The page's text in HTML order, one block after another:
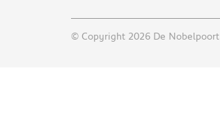
© Copyright 2026 De Nobelpoort